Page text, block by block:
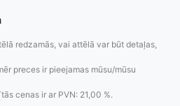
redzamās, vai attēlā var būt detaļas,
preces ir pieejamas mūsu/mūsu
cenas ir ar PVN: 21,00 %.